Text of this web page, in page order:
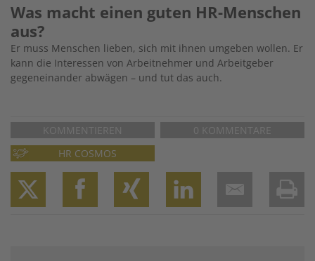
Was macht einen guten HR-Menschen
aus?
Er muss Menschen lieben, sich mit ihnen umgeben wollen. Er
kann die Interessen von Arbeitnehmer und Arbeitgeber
gegeneinander abwägen – und tut das auch.
KOMMENTIEREN
0 KOMMENTARE
HR COSMOS
TwitterFacebook
XINGLinkedIn
Email